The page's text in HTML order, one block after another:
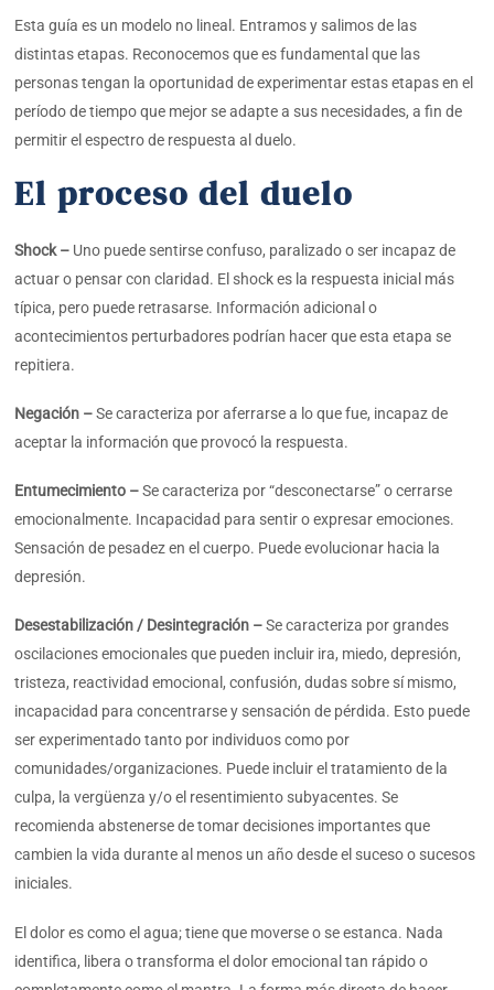
Esta guía es un modelo no lineal. Entramos y salimos de las
distintas etapas. Reconocemos que es fundamental que las
personas tengan la oportunidad de experimentar estas etapas en el
período de tiempo que mejor se adapte a sus necesidades, a fin de
permitir el espectro de respuesta al duelo.
El proceso del duelo
Shock – Uno puede sentirse confuso, paralizado o ser incapaz de
actuar o pensar con claridad. El shock es la respuesta inicial más
típica, pero puede retrasarse. Información adicional o
acontecimientos perturbadores podrían hacer que esta etapa se
repitiera.
Negación –Se caracteriza por aferrarse a lo que fue, incapaz de
aceptar la información que provocó la respuesta.
Entumecimiento –Se caracteriza por “desconectarse” o cerrarse
emocionalmente. Incapacidad para sentir o expresar emociones.
Sensación de pesadez en el cuerpo. Puede evolucionar hacia la
depresión.
Desestabilización / Desintegración –Se caracteriza por grandes
oscilaciones emocionales que pueden incluir ira, miedo, depresión,
tristeza, reactividad emocional, confusión, dudas sobre sí mismo,
incapacidad para concentrarse y sensación de pérdida. Esto puede
ser experimentado tanto por individuos como por
comunidades/organizaciones. Puede incluir el tratamiento de la
culpa, la vergüenza y/o el resentimiento subyacentes. Se
recomienda abstenerse de tomar decisiones importantes que
cambien la vida durante al menos un año desde el suceso o sucesos
iniciales.
El dolor es como el agua; tiene que moverse o se estanca. Nada
identifica, libera o transforma el dolor emocional tan rápido o